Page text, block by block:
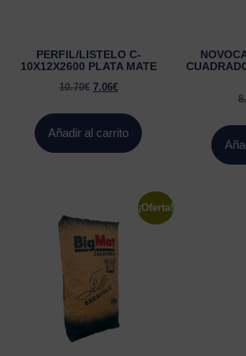
PERFIL/LISTELO C-
10X12X2600 PLATA MATE
10.70€ 7.06€
Añadir al carrito
¡Oferta!